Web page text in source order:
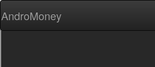
AndroMoney